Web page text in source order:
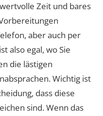
Zeit und bares
aber auch per
also egal, wo Sie
die lästigen
Wichtig ist
dass diese
sind. Wenn das